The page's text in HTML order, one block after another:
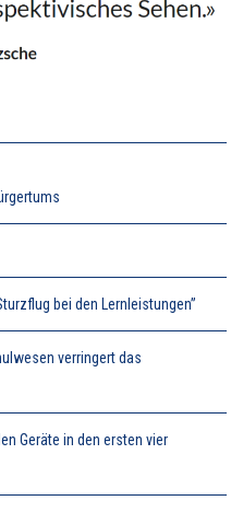
bei den Lernleistungen”
verringert das
Geräte in den ersten vier